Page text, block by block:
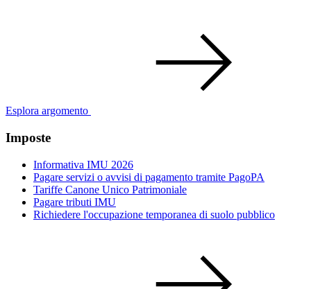
Esplora argomento
Imposte
Informativa IMU 2026
Pagare servizi o avvisi di pagamento tramite PagoPA
Tariffe Canone Unico Patrimoniale
Pagare tributi IMU
Richiedere l'occupazione temporanea di suolo pubblico